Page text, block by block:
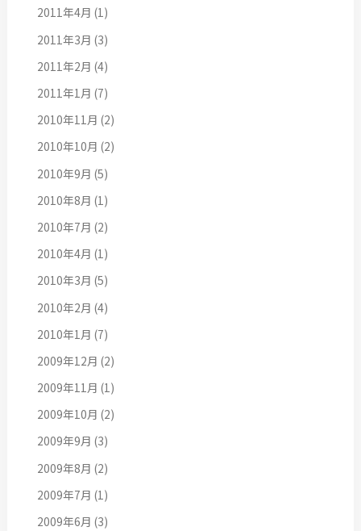
2011年4月 (1)
2011年3月 (3)
2011年2月 (4)
2011年1月 (7)
2010年11月 (2)
2010年10月 (2)
2010年9月 (5)
2010年8月 (1)
2010年7月 (2)
2010年4月 (1)
2010年3月 (5)
2010年2月 (4)
2010年1月 (7)
2009年12月 (2)
2009年11月 (1)
2009年10月 (2)
2009年9月 (3)
2009年8月 (2)
2009年7月 (1)
2009年6月 (3)